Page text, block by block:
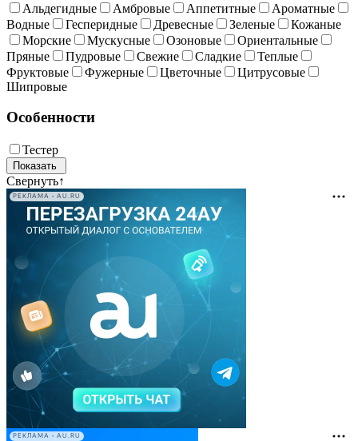
Альдегидные Амбровые Аппетитные
Ароматные
Водные
Гесперидные Древесные Зеленые
Кожаные
Морские
Мускусные Озоновые
Ориентальные
Пряные
Пудровые Свежие Сладкие
Теплые
Фруктовые
Фужерные Цветочные
Цитрусовые
Шипровые
Особенности
Тестер
Свернуть↑
РЕКЛАМА • AU.RU
РЕКЛАМА • AU.RU